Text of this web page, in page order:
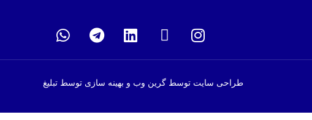
طراحی سایت توسط گرین وب و بهینه سازی توسط تبلیغ